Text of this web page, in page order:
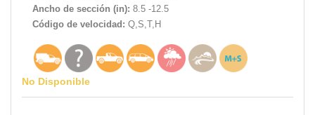
Ancho de sección (in): 8.5 -12.5
Código de velocidad: Q,S,T,H
No Disponible